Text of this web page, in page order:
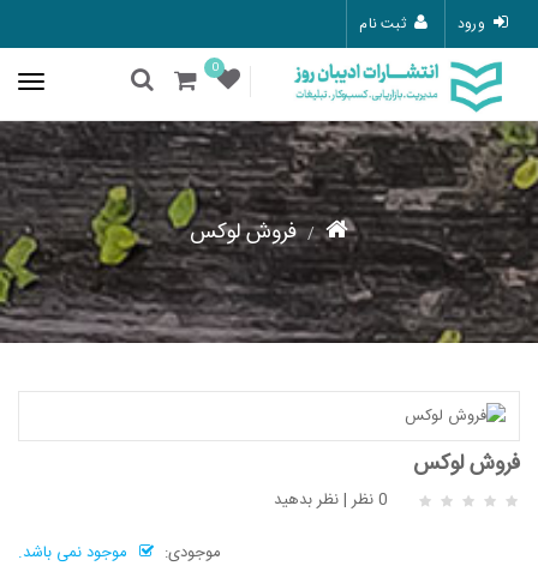
ورود ثبت نام
0
فروش لوکس
فروش لوکس
0 نظر |نظر بدهید
موجودی:
موجود نمی باشد.